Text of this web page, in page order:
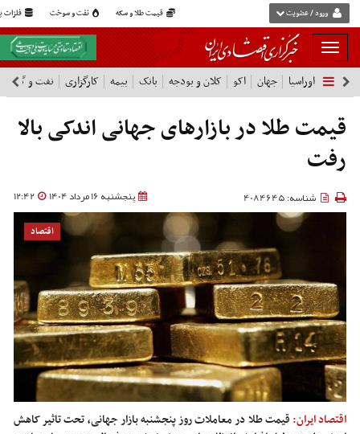
قیمت طلا و سکه نفت و سوخت فلزات ورود / عضویت
بار
و
بسته
نمودن
فهرست
اوراسیا جهان اکو کلان و بودجه بانک بیمه کارگزاری نفت و گاز
قیمت طلا در بازارهای جهانی اندکی بالا
رفت
پنجشنبه 16 مرداد 1404 12:42 شناسه: 4084645
اقتصاد
اقتصاد ایران: قیمت طلا در معاملات روز پنجشنبه بازار جهانی، تحت تاثیر کاهش